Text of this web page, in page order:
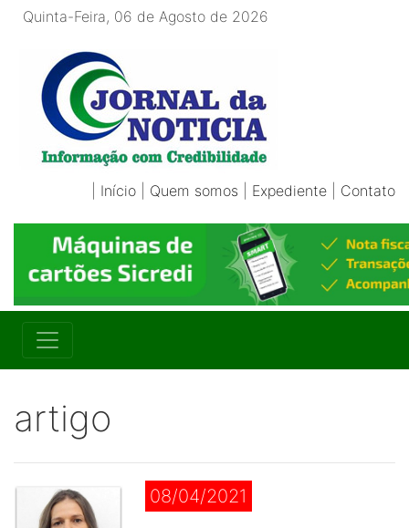
Quinta-Feira, 06 de Agosto de 2026
Início Quem somos Expediente Contato
artigo
08/04/2021